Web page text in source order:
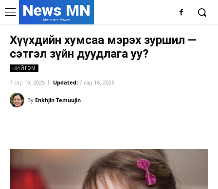
News MN
Монголын Мэдээ
Хүүхдийн хумсаа мэрэх зуршил —
сэтгэл зүйн дуудлага уу?
НИЙГЭМ
7 сар 19, 2025 Updated: 7 сар 16, 2025
By Enkhjin Temuujin